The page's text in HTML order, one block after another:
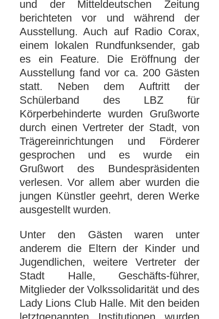
und der Mitteldeutschen Zeitung
berichteten vor und während der
Ausstellung. Auch auf Radio Corax,
einem lokalen Rundfunksender, gab
es ein Feature. Die Eröffnung der
Ausstellung fand vor ca. 200 Gästen
statt. Neben dem Auftritt der
Schülerband des LBZ für
Körperbehinderte wurden Grußworte
durch einen Vertreter der Stadt, von
Trägereinrichtungen und Förderer
gesprochen und es wurde ein
Grußwort des Bundespräsidenten
verlesen. Vor allem aber wurden die
jungen Künstler geehrt, deren Werke
ausgestellt wurden.
Unter den Gästen waren unter
anderem die Eltern der Kinder und
Jugendlichen, weitere Vertreter der
Stadt Halle, Geschäfts-führer,
Mitglieder der Volkssolidarität und des
Lady Lions Club Halle. Mit den beiden